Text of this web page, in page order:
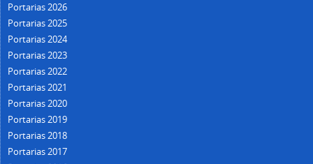
Portarias 2026
Portarias 2025
Portarias 2024
Portarias 2023
Portarias 2022
Portarias 2021
Portarias 2020
Portarias 2019
Portarias 2018
Portarias 2017